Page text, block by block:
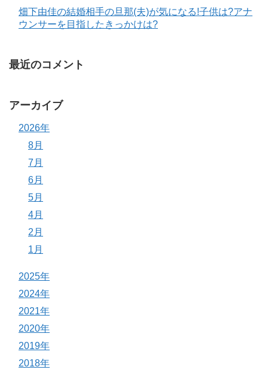
畑下由佳の結婚相手の旦那(夫)が気になる!子供は?アナ
ウンサーを目指したきっかけは?
最近のコメント
アーカイブ
2026年
8月
7月
6月
5月
4月
2月
1月
2025年
2024年
2021年
2020年
2019年
2018年